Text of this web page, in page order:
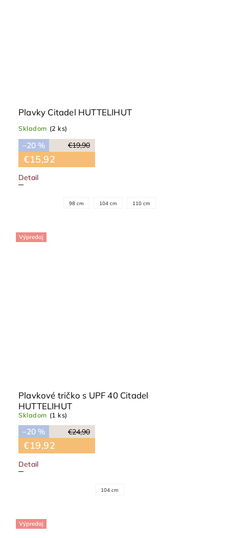
Plavky Citadel HUTTELIHUT
Skladom (2 ks)
€19,90
–20 %
€15,92
Detail
98 cm 104 cm 110 cm
Výpredaj
Plavkové tričko s UPF 40 Citadel
HUTTELIHUT
Skladom (1 ks)
€24,90
–20 %
€19,92
Detail
104 cm
Výpredaj